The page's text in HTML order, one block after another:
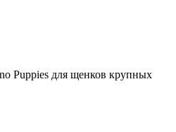
Puppies для щенков крупных